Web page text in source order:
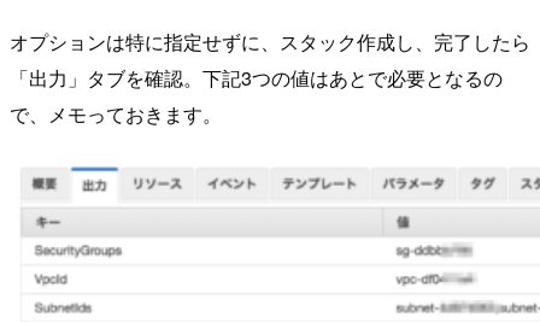
オプションは特に指定せずに、スタック作成し、完了したら
「出力」タブを確認。下記3つの値はあとで必要となるの
で、メモっておきます。